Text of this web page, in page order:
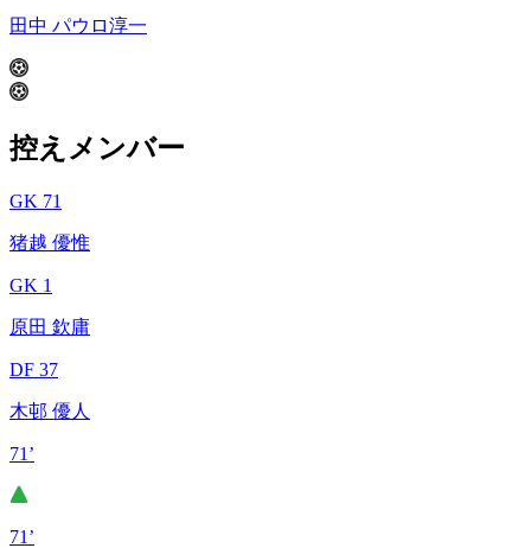
田中 パウロ淳一
控えメンバー
GK 71
猪越 優惟
GK 1
原田 欽庸
DF 37
木邨 優人
71’
71’